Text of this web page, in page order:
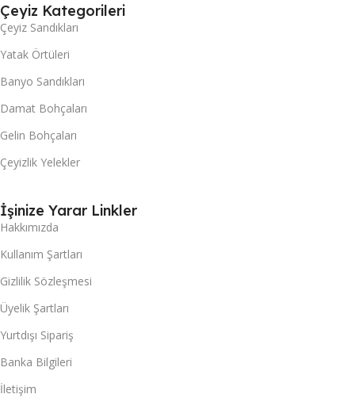
Çeyiz Kategorileri
Çeyiz Sandıkları
Yatak Örtüleri
Banyo Sandıkları
Damat Bohçaları
Gelin Bohçaları
Çeyizlik Yelekler
İşinize Yarar Linkler
Hakkımızda
Kullanım Şartları
Gizlilik Sözleşmesi
Üyelik Şartları
Yurtdışı Sipariş
Banka Bilgileri
İletişim